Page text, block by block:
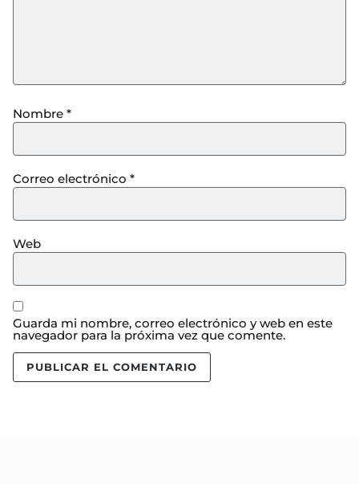
Nombre *
Correo electrónico *
Web
Guarda mi nombre, correo electrónico y web en este
navegador para la próxima vez que comente.